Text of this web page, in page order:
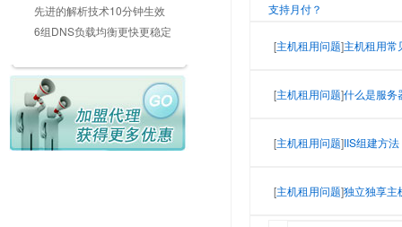
先进的解析技术10分钟生效
6组DNS负载均衡更快更稳定
支持月付？
[主机租用问题]主机租用常
[主机租用问题]什么是服务
[主机租用问题]IIS组建方法
[主机租用问题]独立独享主